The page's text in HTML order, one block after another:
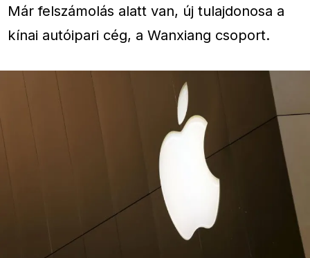
Már felszámolás alatt van, új tulajdonosa a
kínai autóipari cég, a Wanxiang csoport.